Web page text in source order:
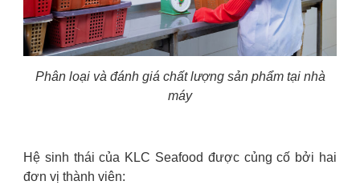
Phân loại và đánh giá chất lượng sản phẩm tại nhà
máy
Hệ sinh thái của KLC Seafood được củng cố bởi hai
đơn vị thành viên: